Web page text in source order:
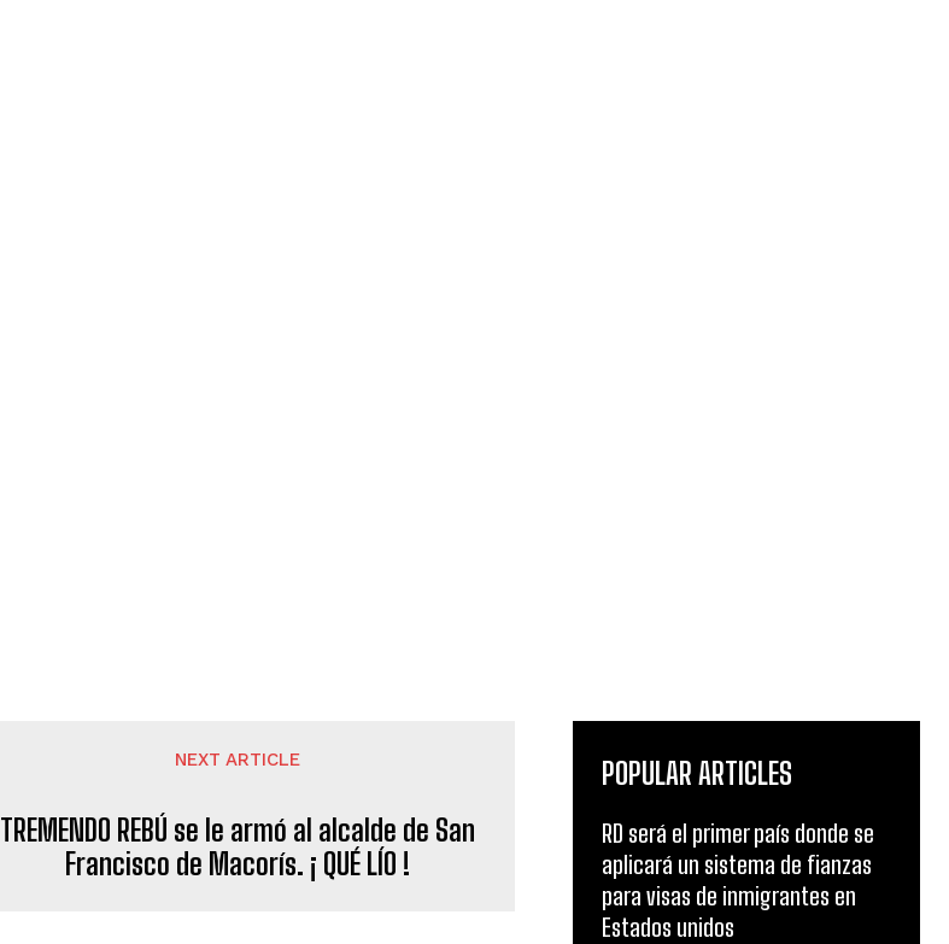
NEXT ARTICLE
TREMENDO REBÚ se le armó al alcalde de San
Francisco de Macorís. ¡ QUÉ LÍO !
POPULAR ARTICLES
RD será el primer país donde se
aplicará un sistema de fianzas
para visas de inmigrantes en
Estados unidos